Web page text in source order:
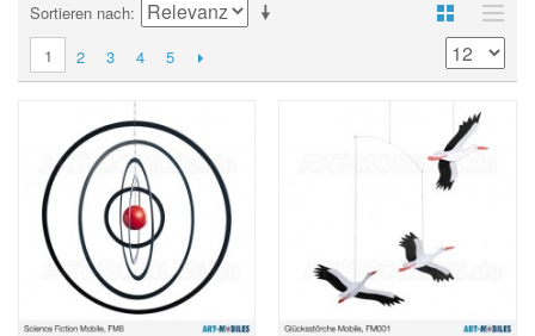
Sortieren nach
1
2 3 4 5